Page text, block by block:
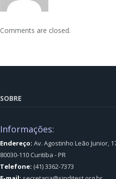
Comments are closed.
SOBRE
Informações:
Endereço: Av. Agostinho Leão Junior,
80030-110 Curitiba - PR
Telefone: (41) 3362-7373